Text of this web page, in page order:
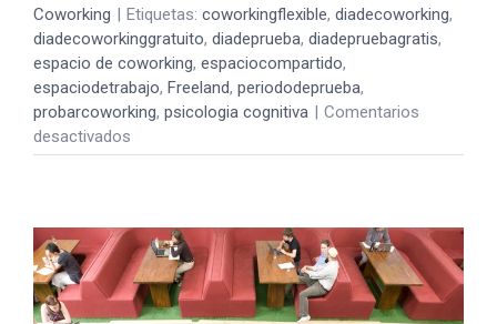
Coworking | Etiquetas: coworkingflexible, diadecoworking,
diadecoworkinggratuito, diadeprueba, diadepruebagratis,
espacio de coworking, espaciocompartido,
espaciodetrabajo, Freeland, periododeprueba,
probarcoworking, psicologia cognitiva | Comentarios
desactivados
VEN
UN
DÍA
DE
PRUEBA